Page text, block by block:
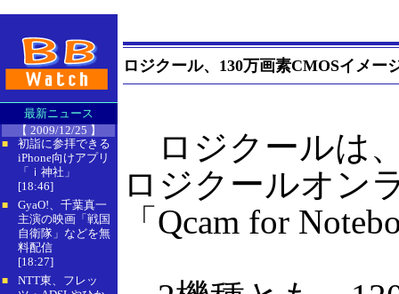
最新ニュース
【 2009/12/25 】
■
初詣に参拝できる
iPhone向けアプリ
「ｉ神社」
[18:46]
■
GyaO!、千葉真一
主演の映画「戦国
自衛隊」などを無
料配信
[18:27]
■
NTT東、フレッ
ロジクール、130万画素CMOSイメー
ロジクールは
ロジクールオン
「Qcam for